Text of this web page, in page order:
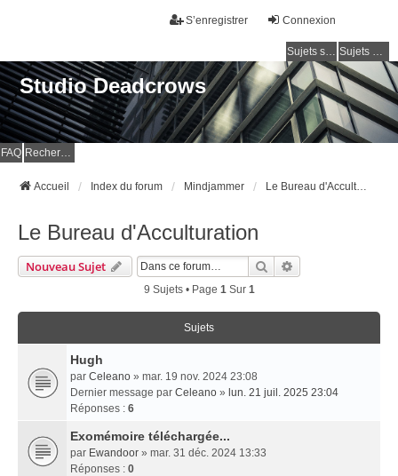
Connexion
S’enregistrer
Sujets sans réponse Sujets actifs
Studio Deadcrows
FAQ Rechercher
Accueil Index du forum Mindjammer Le Bureau d'Acculturation
Le Bureau d'Acculturation
Nouveau Sujet Rechercher
9 Sujets • Page 1Sur 1
Sujets
Hugh
par Celeano » mar. 19 nov. 2024 23:08
Dernier message par Celeano » lun. 21 juil. 2025 23:04
Réponses : 6
Exomémoire téléchargée...
par Ewandoor » mar. 31 déc. 2024 13:33
Réponses : 0